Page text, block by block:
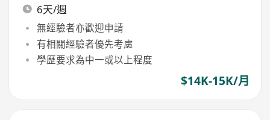
6天/週
無經驗者亦歡迎申請
有相關經驗者優先考慮
學歷要求為中一或以上程度
$14K-15K/月